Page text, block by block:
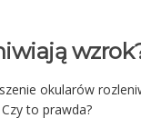
okularów
to prawda?